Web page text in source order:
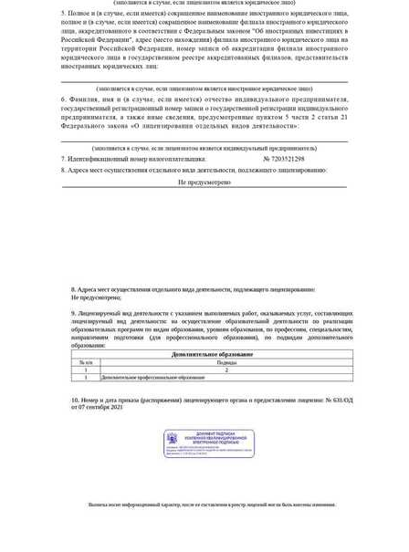
Мессенджеры
Свяжитесь с нами через любой удобный мессенджер!
Telegram
EMail